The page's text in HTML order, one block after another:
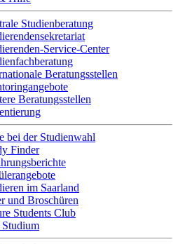
Studienberatung
Service-Center
Beratungsstellen
Beratungsstellen
bei der Studienwahl
Finder
im Saarland
und Broschüren
Students Club